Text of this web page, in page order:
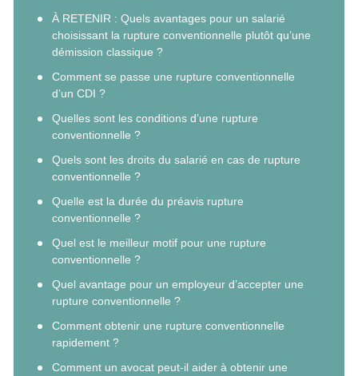
À RETENIR : Quels avantages pour un salarié
choisissant la rupture conventionnelle plutôt qu’une
démission classique ?
Comment se passe une rupture conventionnelle
d’un CDI ?
Quelles sont les conditions d’une rupture
conventionnelle ?
Quels sont les droits du salarié en cas de rupture
conventionnelle ?
Quelle est la durée du préavis rupture
conventionnelle ?
Quel est le meilleur motif pour une rupture
conventionnelle ?
Quel avantage pour un employeur d’accepter une
rupture conventionnelle ?
Comment obtenir une rupture conventionnelle
rapidement ?
Comment un avocat peut-il aider à obtenir une